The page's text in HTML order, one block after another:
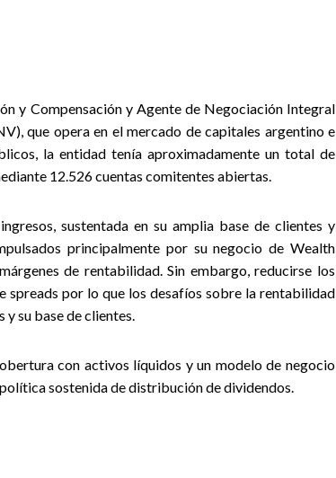
y Compensación y Agente de Negociación Integral
que opera en el mercado de capitales argentino e
la entidad tenía aproximadamente un total de
12.526 cuentas comitentes abiertas.
sustentada en su amplia base de clientes y
principalmente por su negocio de Wealth
de rentabilidad. Sin embargo, reducirse los
spreads por lo que los desafíos sobre la rentabilidad
su base de clientes.
con activos líquidos y un modelo de negocio
sostenida de distribución de dividendos.